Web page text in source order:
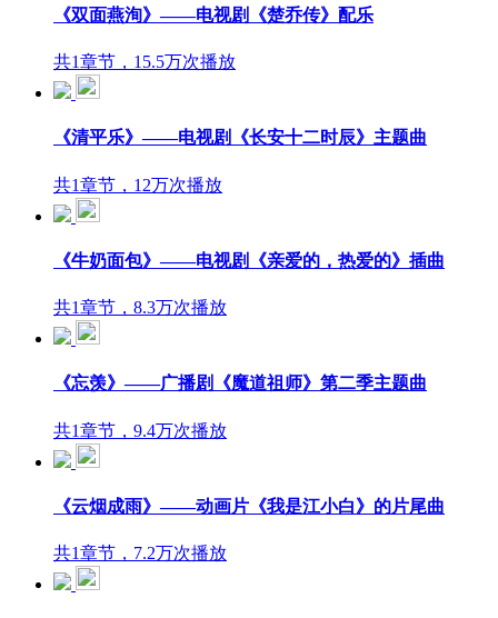
《双面燕洵》——电视剧《楚乔传》配乐
共1章节，15.5万次播放
《清平乐》——电视剧《长安十二时辰》主题曲
共1章节，12万次播放
《牛奶面包》——电视剧《亲爱的，热爱的》插曲
共1章节，8.3万次播放
《忘羡》——广播剧《魔道祖师》第二季主题曲
共1章节，9.4万次播放
《云烟成雨》——动画片《我是江小白》的片尾曲
共1章节，7.2万次播放